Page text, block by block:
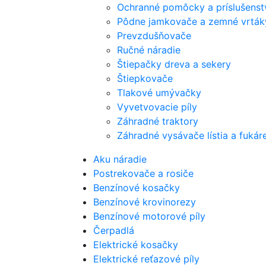
Ochranné pomôcky a
Pôdne jamkovače a zemné
Prevzdušňovače
Ručné náradie
Štiepačky dreva a sekery
Štiepkovače
Tlakové umývačky
Vyvetvovacie píly
Záhradné traktory
Záhradné vysávače lístia a
Aku náradie
Postrekovače a rosiče
Benzínové kosačky
Benzínové krovinorezy
Benzínové motorové píly
Čerpadlá
Elektrické kosačky
Elektrické reťazové píly